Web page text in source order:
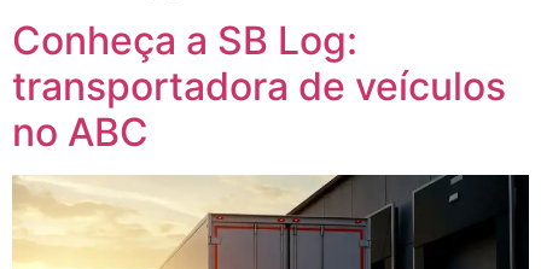
Conheça a SB Log:
transportadora de veículos
no ABC